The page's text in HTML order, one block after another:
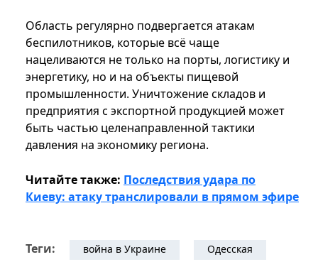
Область регулярно подвергается атакам
беспилотников, которые всё чаще
нацеливаются не только на порты, логистику и
энергетику, но и на объекты пищевой
промышленности. Уничтожение складов и
предприятия с экспортной продукцией может
быть частью целенаправленной тактики
давления на экономику региона.
Читайте также: Последствия удара по
Киеву: атаку транслировали в прямом эфире
Теги: война в Украине Одесская